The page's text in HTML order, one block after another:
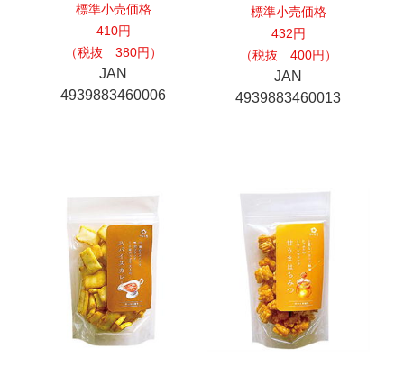
標準小売価格
410円
（税抜 380円）
JAN
4939883460006
標準小売価格
432円
（税抜 400円）
JAN
4939883460013